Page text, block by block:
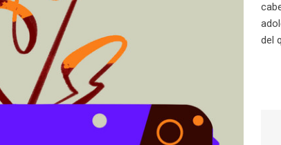
del